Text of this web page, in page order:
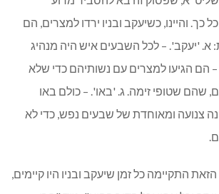
כך. והיינו, כשיעקב ובניו ירדו למצרים, הם
א. 'יעקב'. – לכל השבעים איש היה מנהיג
הם הגיעו למצרים עם נשותיהם כדי שלא
שהם שטופי זימה. ג. 'באו'. – כולם באו
צנועה ומאוחדת של שבעים נפש, כדי לא
התקיימה כל זמן שיעקב ובניו היו קיימים,